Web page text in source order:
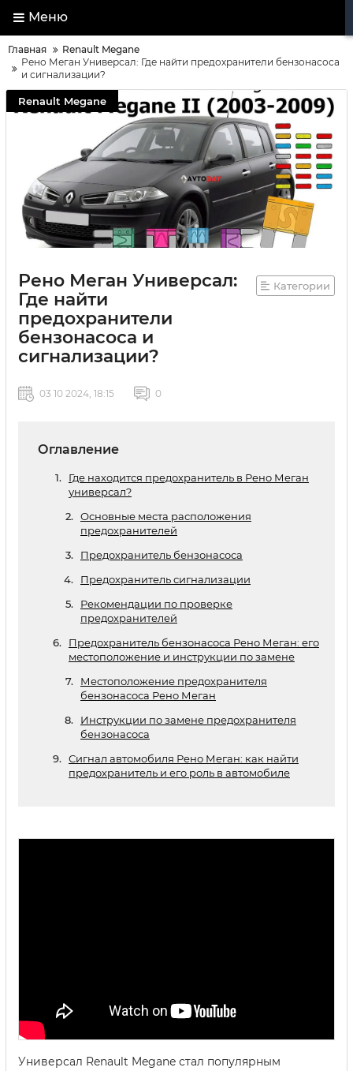
Меню
Главная
Renault Megane
Рено Меган Универсал: Где найти предохранители бензонасоса
и сигнализации?
Renault Megane
Рено Меган Универсал:
Где найти
предохранители
бензонасоса и
сигнализации?
Категории
03 10 2024, 18:15 0
Оглавление
Где находится предохранитель в Рено Меган
универсал?
Основные места расположения
предохранителей
Предохранитель бензонасоса
Предохранитель сигнализации
Рекомендации по проверке
предохранителей
Предохранитель бензонасоса Рено Меган: его
местоположение и инструкции по замене
Местоположение предохранителя
бензонасоса Рено Меган
Инструкции по замене предохранителя
бензонасоса
Сигнал автомобиля Рено Меган: как найти
предохранитель и его роль в автомобиле
Универсал Renault Megane стал популярным